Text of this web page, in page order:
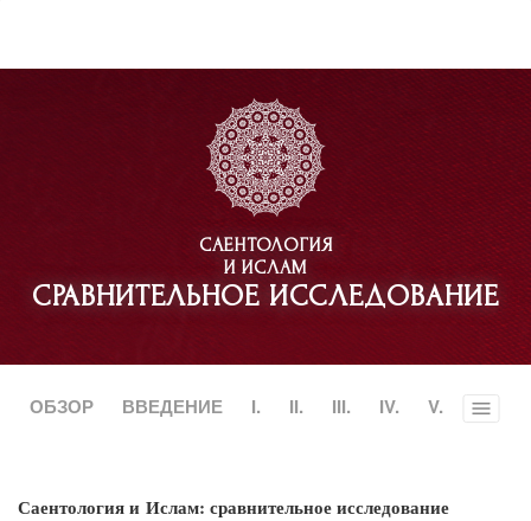
САЕНТОЛОГИЯ
И ИСЛАМ
СРАВНИТЕЛЬНОЕ ИССЛЕДОВАНИЕ
ОБЗОР ВВЕДЕНИЕ I. II. III. IV. V. Toggle
Саентология и Ислам: сравнительное исследование